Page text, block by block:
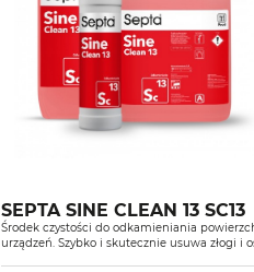
SEPTA SINE CLEAN 13 SC13
Środek czystości do odkamieniania
urządzeń. Szybko i skutecznie usuwa złogi i